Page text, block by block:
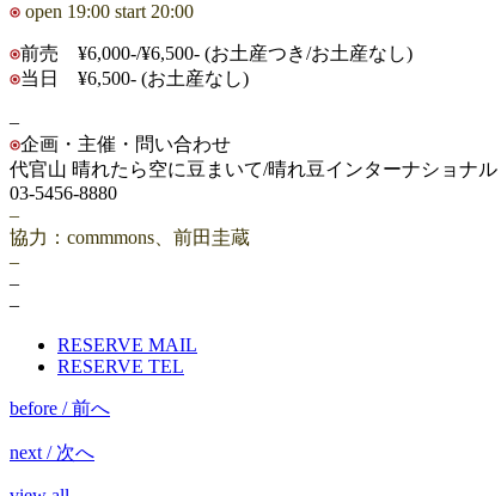
open 19:00 start 20:00
前売 ¥6,000-/¥6,500- (お土産つき/お土産なし)
当日 ¥6,500- (お土産なし)
–
企画・主催・問い合わせ
代官山 晴れたら空に豆まいて/晴れ豆インターナショナル
03-5456-8880
–
協力：commmons、前田圭蔵
–
–
–
RESERVE MAIL
RESERVE TEL
before / 前へ
next / 次へ